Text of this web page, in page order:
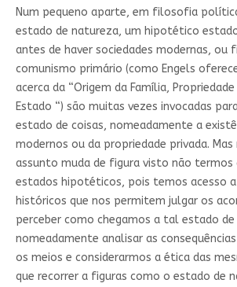
Num pequeno aparte, em filosofia
estado de natureza, um hipotético
antes de haver sociedades modernas, ou
comunismo primário (como Engels
acerca da “Origem da Família,
Estado “) são muitas vezes invocadas
estado de coisas, nomeadamente a
modernos ou da propriedade privada.
assunto muda de figura visto não termos
estados hipotéticos, pois temos acesso
históricos que nos permitem julgar os
perceber como chegamos a tal estado de
nomeadamente analisar as
os meios e considerarmos a ética das
que recorrer a figuras como o estado de